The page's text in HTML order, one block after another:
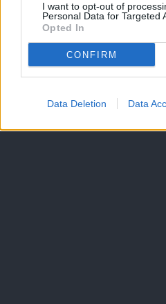
I want to opt-out of
Personal Data for Targeted
Opted In
CONFIRM
Data Deletion Data